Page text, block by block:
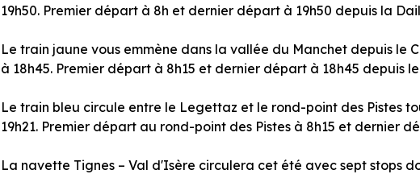
19h50. Premier départ à 8h et dernier départ à 19h50 depuis la
Le train jaune vous emmène dans la vallée du Manchet depuis le
à 18h45. Premier départ à 8h15 et dernier départ à 18h45 depuis le
Le train bleu circule entre le Legettaz et le rond-point des Pistes
19h21. Premier départ au rond-point des Pistes à 8h15 et dernier
La navette Tignes – Val d'Isère circulera cet été avec sept stops